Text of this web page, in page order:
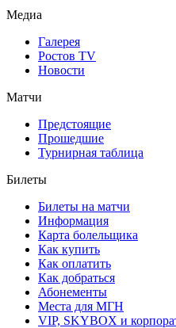
Медиа
Галерея
Ростов TV
Новости
Матчи
Предстоящие
Прошедшие
Турнирная таблица
Билеты
Билеты на матчи
Информация
Карта болельщика
Как купить
Как оплатить
Как добраться
Абонементы
Места для МГН
VIP, SKYBOX и